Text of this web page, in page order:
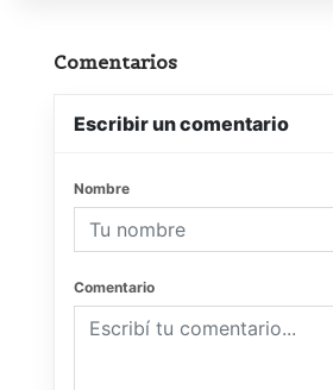
Comentarios
Escribir un comentario
Nombre
Comentario